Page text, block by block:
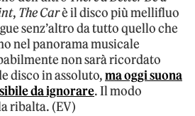
, The Carè il disco più mellifluo
senz’altro da tutto quello che
nel panorama musicale
non sarà ricordato
disco in assoluto,ma oggi suona
da ignorare. Il modo
ribalta. (EV)